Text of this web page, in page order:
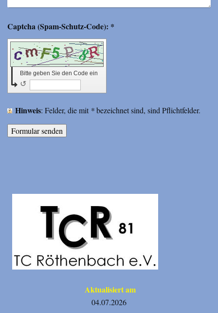
Captcha (Spam-Schutz-Code): *
Bitte geben Sie den Code ein
↺
Hinweis : Felder, die mit *bezeichnet sind, sind Pflichtfelder.
Aktualisiert am
04.07.2026